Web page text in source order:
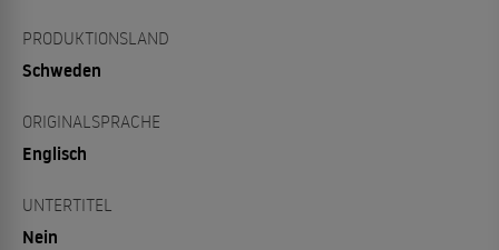
PRODUKTIONSLAND
Schweden
ORIGINALSPRACHE
Englisch
UNTERTITEL
Nein